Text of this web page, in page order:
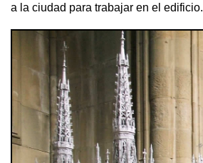
a la ciudad para trabajar en el edificio.